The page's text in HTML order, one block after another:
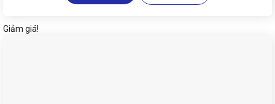
Giảm giá!